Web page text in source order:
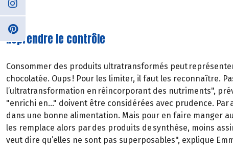
Reprendre le contrôle
Consommer des produits ultratransformés peut
chocolatée. Oups ! Pour les limiter, il faut les reconnaître.
l’ultratransformation en réincorporant des nutriments",
"enrichi en…" doivent être considérées avec prudence.
dans une bonne alimentation. Mais pour en faire manger
les remplace alors par des produits de synthèse, moins
veut dire qu’elles ne sont pas superposables", explique